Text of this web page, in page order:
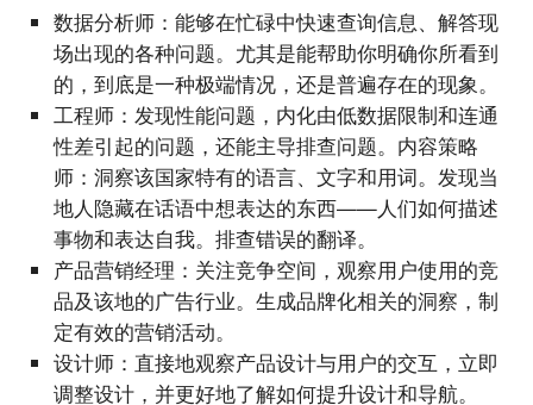
数据分析师：能够在忙碌中快速查询信息、解答现
场出现的各种问题。尤其是能帮助你明确你所看到
的，到底是一种极端情况，还是普遍存在的现象。
工程师：发现性能问题，内化由低数据限制和连通
性差引起的问题，还能主导排查问题。内容策略
师：洞察该国家特有的语言、文字和用词。发现当
地人隐藏在话语中想表达的东西——人们如何描述
事物和表达自我。排查错误的翻译。
产品营销经理：关注竞争空间，观察用户使用的竞
品及该地的广告行业。生成品牌化相关的洞察，制
定有效的营销活动。
设计师：直接地观察产品设计与用户的交互，立即
调整设计，并更好地了解如何提升设计和导航。